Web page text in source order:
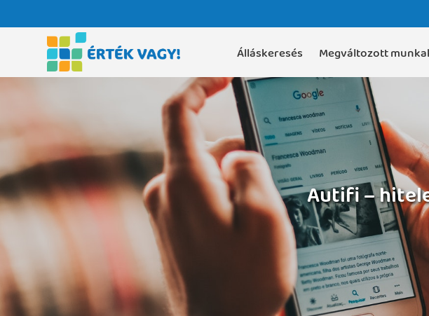
Álláskeresés Megváltozott
Autifi –